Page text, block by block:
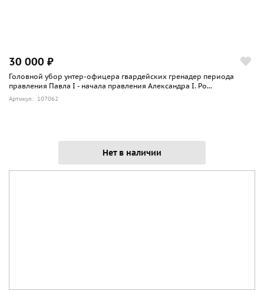
30 000 ₽
Головной убор унтер-офицера гвардейских гренадер периода
правления Павла I - начала правления Александра I. Ро...
Артикул: 107062
Нет в наличии